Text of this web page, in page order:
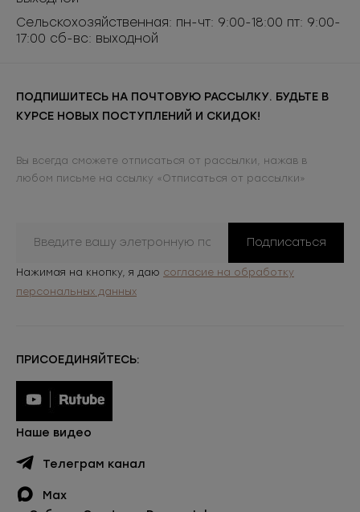
Сельскохозяйственная: пн-чт: 9:00-18:00 пт: 9:00-
17:00 сб-вс: выходной
ПОДПИШИТЕСЬ НА ПОЧТОВУЮ РАССЫЛКУ. БУДЬТЕ В
КУРСЕ НОВЫХ ПОСТУПЛЕНИЙ И СКИДОК!
Вы всегда сможете отписаться от рассылки, нажав в
любом письме на ссылку «Отписаться от рассылки»
Подписаться
Нажимая на кнопку, я даю согласие на обработку
персональных данных
ПРИСОЕДИНЯЙТЕСЬ:
Наше видео
Телеграм канал
Max